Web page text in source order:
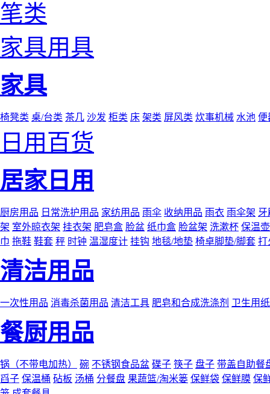
笔类
家具用具
家具
椅凳类 桌/台类 茶几 沙发 柜类 床 架类 屏风类 炊事机械 水池 便
日用百货
居家日用
厨房用品 日常洗护用品 家纺用品 雨伞 收纳用品 雨衣 雨伞架 牙
架 室外晾衣架 挂衣架 肥皂盒 脸盆 纸巾盒 脸盆架 洗漱杯 保温
巾 拖鞋 鞋套 秤 时钟 温湿度计 挂钩 地毯/地垫 椅卓脚垫/脚套 打
清洁用品
一次性用品 消毒杀菌用品 清洁工具 肥皂和合成洗涤剂 卫生用
餐厨用品
锅（不带电加热） 碗 不锈钢食品盆 碟子 筷子 盘子 带盖自助餐
舀子 保温桶 砧板 汤桶 分餐盘 果蔬篮/淘米篓 保鲜袋 保鲜膜 保